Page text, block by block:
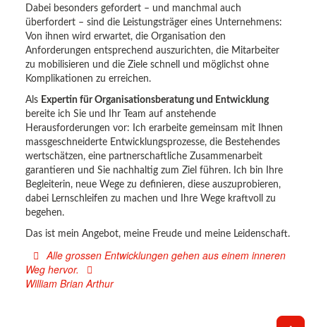
Dabei besonders gefordert – und manchmal auch
überfordert – sind die Leistungsträger eines Unternehmens:
Von ihnen wird erwartet, die Organisation den
Anforderungen entsprechend auszurichten, die Mitarbeiter
zu mobilisieren und die Ziele schnell und möglichst ohne
Komplikationen zu erreichen.
Als Expertin für Organisationsberatung und Entwicklung
bereite ich Sie und Ihr Team auf anstehende
Herausforderungen vor: Ich erarbeite gemeinsam mit Ihnen
massgeschneiderte Entwicklungsprozesse, die Bestehendes
wertschätzen, eine partnerschaftliche Zusammenarbeit
garantieren und Sie nachhaltig zum Ziel führen. Ich bin Ihre
Begleiterin, neue Wege zu definieren, diese auszuprobieren,
dabei Lernschleifen zu machen und Ihre Wege kraftvoll zu
begehen.
Das ist mein Angebot, meine Freude und meine Leidenschaft.
Alle grossen Entwicklungen gehen aus einem inneren
Weg hervor.
William Brian Arthur